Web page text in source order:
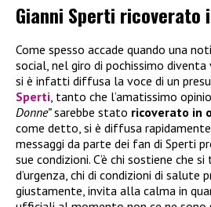
Gianni Sperti ricoverato
Come spesso accade quando una
social, nel giro di pochissimo
si è infatti diffusa la voce di un
Sperti, tanto che l’amatissimo
Donne”sarebbe stato ricoverato in
come detto, si è diffusa
messaggi da parte dei fan di Sperti
sue condizioni. C’è chi sostiene che
d’urgenza, chi di condizioni di salute
giustamente, invita alla calma in